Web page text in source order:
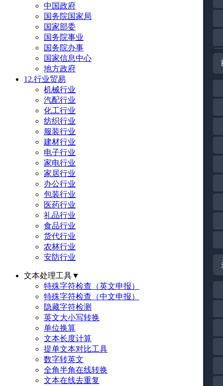
中国政府
国务院国家局
国家部委
国务院事业
国务院办事
国家信息中心
地方政府
12.行业贸易
机械行业
汽配行业
化工行业
纺织行业
服装行业
建材行业
电子行业
家电行业
家居行业
办公行业
包装行业
医药行业
礼品行业
食品行业
货代行业
农林行业
安防行业
文本处理工具▼
特殊字符检查（英文申报）
特殊字符检查（中文申报）
隐藏字符检测
英文大小写转换
单位换算
文本长度计算
提单文本对比工具
数字转英文
全角半角在线转换
文本在线去重复